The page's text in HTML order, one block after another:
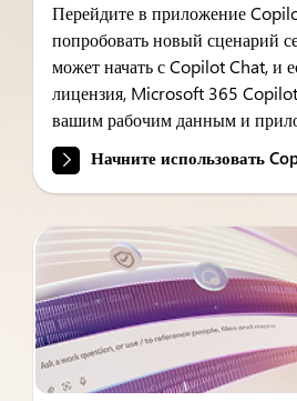
Перейдите в приложение
попробовать новый сценарий
может начать с Copilot Chat, и
лицензия, Microsoft 365
вашим рабочим данным и
Начните использовать